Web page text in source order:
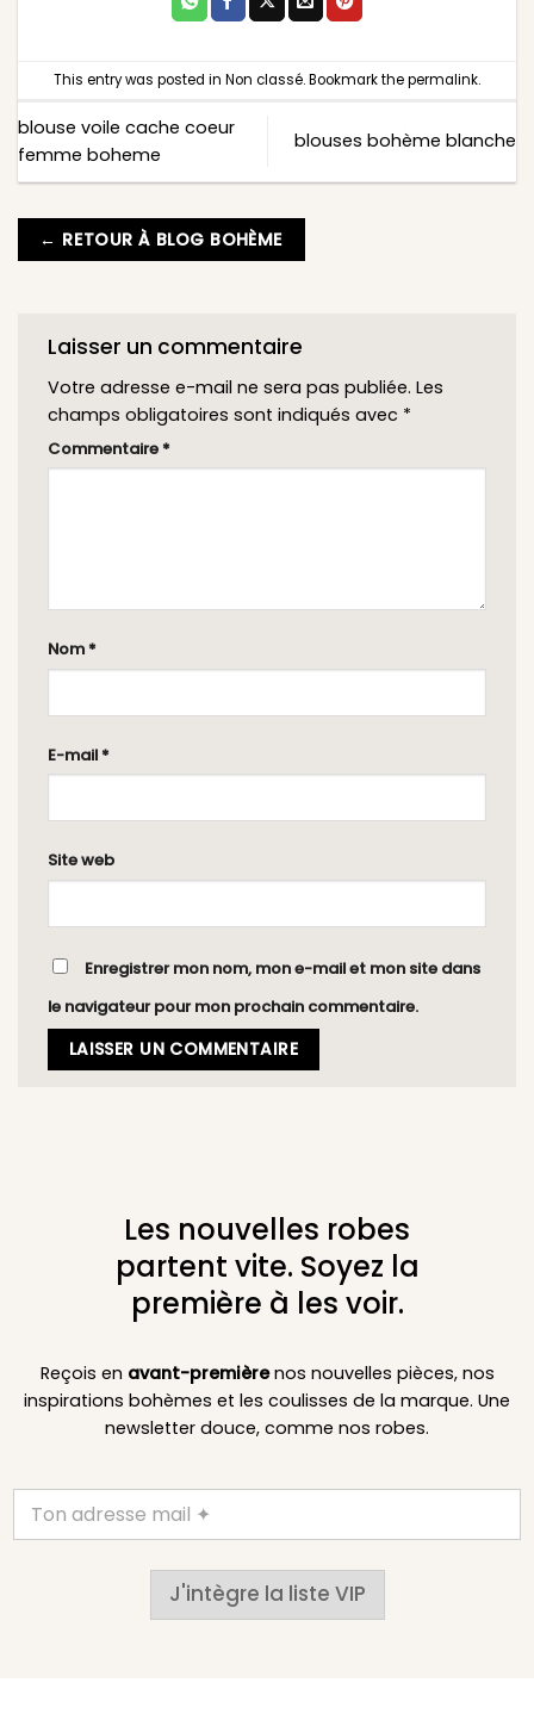
This entry was posted in Non classé. Bookmark thepermalink.
blouse voile cache coeur
femme boheme
blouses bohème blanche
← RETOUR À BLOG BOHÈME
Laisser un commentaire
Votre adresse e-mail ne sera pas publiée. Les
champs obligatoires sont indiqués avec *
Commentaire *
Nom *
E-mail *
Site web
Enregistrer mon nom, mon e-mail et mon site dans
le navigateur pour mon prochain commentaire.
Les nouvelles robes
partent vite. Soyez la
première à les voir.
Reçois en avant-premièrenos nouvelles pièces, nos
inspirations bohèmes et les coulisses de la marque. Une
newsletter douce, comme nos robes.
J'intègre la liste VIP